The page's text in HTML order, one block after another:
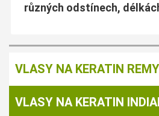
různých odstínech,
VLASY NA KERATIN REMY
VLASY NA KERATIN